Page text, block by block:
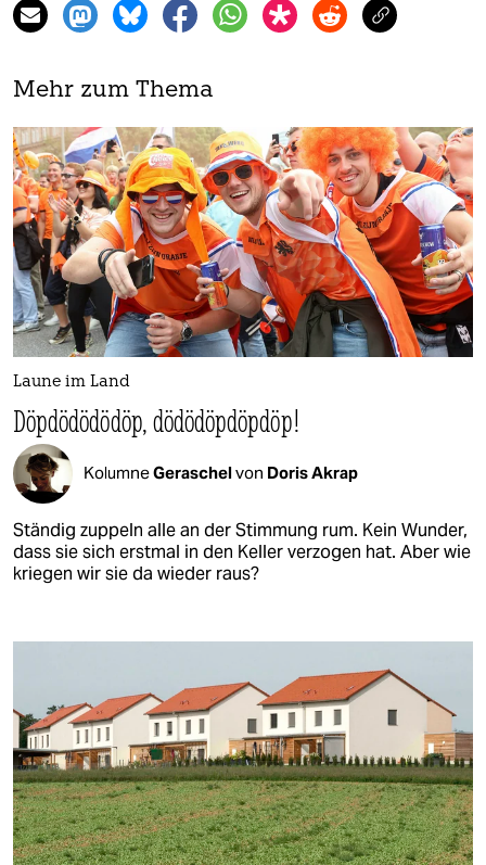
Mehr zum Thema
Laune im Land
Döpdödödödöp, dödödöpdöpdöp!
KolumneGeraschelvon Doris Akrap
Ständig zuppeln alle an der Stimmung rum. Kein Wunder,
dass sie sich erstmal in den Keller verzogen hat. Aber wie
kriegen wir sie da wieder raus?